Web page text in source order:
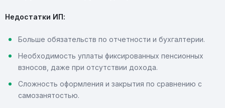
Недостатки ИП:
Больше обязательств по отчетности и бухгалтерии.
Необходимость уплаты фиксированных пенсионных
взносов, даже при отсутствии дохода.
Сложность оформления и закрытия по сравнению с
самозанятостью.